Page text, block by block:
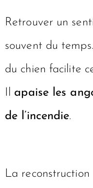
Retrouver un
souvent du
du chien facilite
apaise les
de l’incendie.
La reconstruction